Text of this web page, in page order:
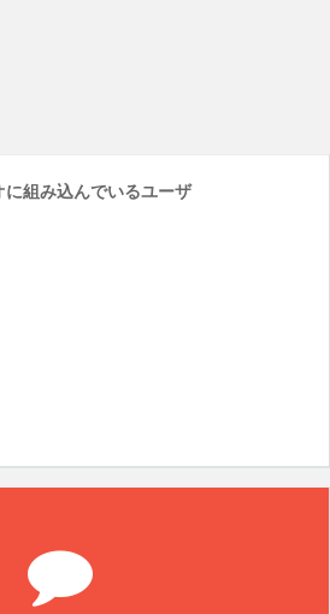
に組み込んでいるユーザ